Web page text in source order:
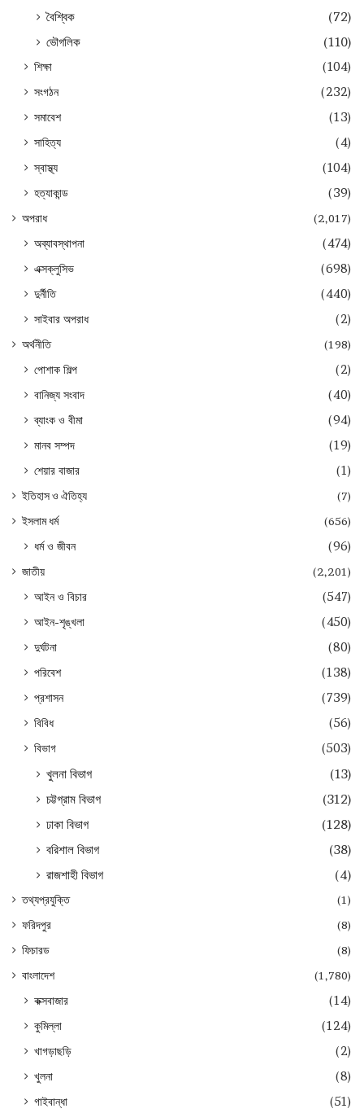
বৈশ্বিক
(72)
ভৌগলিক
(110)
শিক্ষা
(104)
সংগঠন
(232)
সমাবেশ
(13)
সাহিত্য
(4)
স্বাস্থ্য
(104)
হত্যাকান্ড
(39)
অপরাধ (2,017)
অব্যাবস্থাপনা
(474)
এক্সক্লুসিভ
(698)
দুর্নীতি
(440)
সাইবার অপরাধ
(2)
অর্থনীতি (198)
পোশাক শিল্প
(2)
বানিজ্য সংবাদ
(40)
ব্যাংক ও বীমা
(94)
মানব সম্পদ
(19)
শেয়ার বাজার
(1)
ইতিহাস ও ঐতিহ্য
(7)
ইসলাম ধর্ম
(656)
ধর্ম ও জীবন (96)
জাতীয় (2,201)
আইন ও বিচার
(547)
আইন-শৃঙ্খলা
(450)
দুর্ঘটনা
(80)
পরিবেশ
(138)
প্রশাসন
(739)
বিবিধ
(56)
বিভাগ
(503)
খুলনা বিভাগ
(13)
চট্টগ্রাম বিভাগ
(312)
ঢাকা বিভাগ
(128)
বরিশাল বিভাগ
(38)
রাজশাহী বিভাগ
(4)
তথ্যপ্রযুক্তি
(1)
ফরিদপুর
(8)
ফিচারড
(8)
বাংলাদেশ
(1,780)
কক্সবাজার
(14)
কুমিল্লা
(124)
খাগড়াছড়ি
(2)
খুলনা
(8)
গাইবান্ধা
(51)